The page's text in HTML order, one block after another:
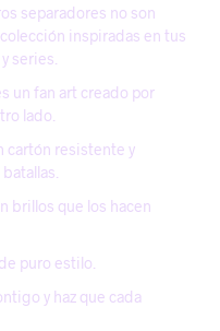
separadores no son
inspiradas en tus
series.
un fan art creado por
lado.
cartón resistente y
brillos que los hacen
puro estilo.
y haz que cada